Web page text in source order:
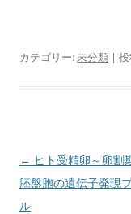
カテゴリー:未分類 |
投
稿
ナ
← ヒト受精卵～卵割
胚盤胞の遺伝子発現
ル